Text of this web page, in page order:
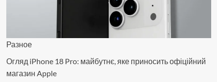
Разное
Огляд iPhone 18 Pro: майбутнє, яке приносить офіційний
магазин Apple